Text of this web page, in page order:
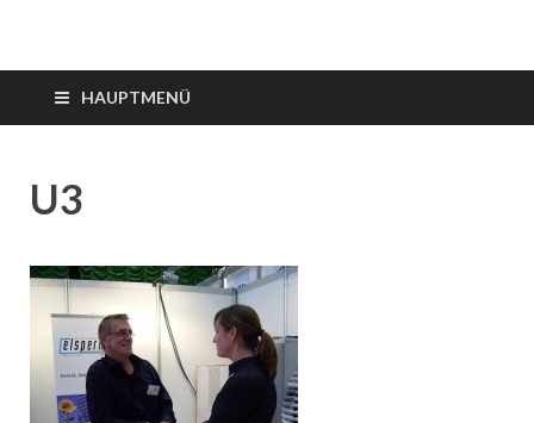
HAUPTMENÜ
U3